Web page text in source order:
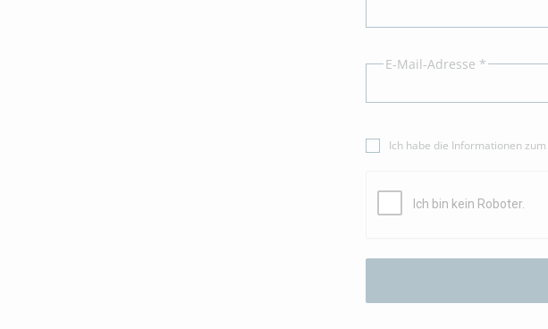
E-Mail-Adresse *
Ich habe die Informationen zum